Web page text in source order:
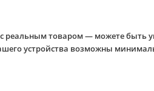
реальным товаром — можете быть
устройства возможны